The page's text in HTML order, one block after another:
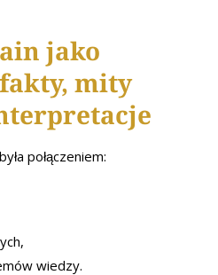
jako
mity
połączeniem:
wiedzy.